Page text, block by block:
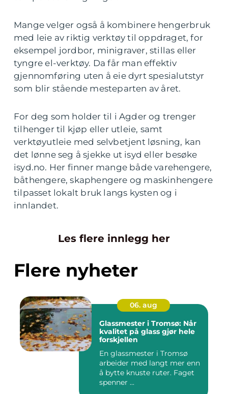
Mange velger også å kombinere hengerbruk
med leie av riktig verktøy til oppdraget, for
eksempel jordbor, minigraver, stillas eller
tyngre el-verktøy. Da får man effektiv
gjennomføring uten å eie dyrt spesialutstyr
som blir stående mesteparten av året.
For deg som holder til i Agder og trenger
tilhenger til kjøp eller utleie, samt
verktøyutleie med selvbetjent løsning, kan
det lønne seg å sjekke ut isyd eller besøke
isyd.no. Her finner mange både varehengere,
båthengere, skaphengere og maskinhengere
tilpasset lokalt bruk langs kysten og i
innlandet.
Les flere innlegg her
Flere nyheter
06. aug
Glassmester i Tromsø: Når
kvalitet på glass gjør hele
forskjellen
En glassmester i Tromsø
arbeider med langt mer enn
å bytte knuste ruter. Faget
spenner ...